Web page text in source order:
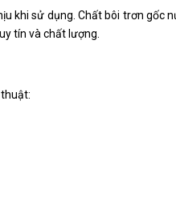
khi sử dụng. Chất bôi trơn gốc
tín và chất lượng.